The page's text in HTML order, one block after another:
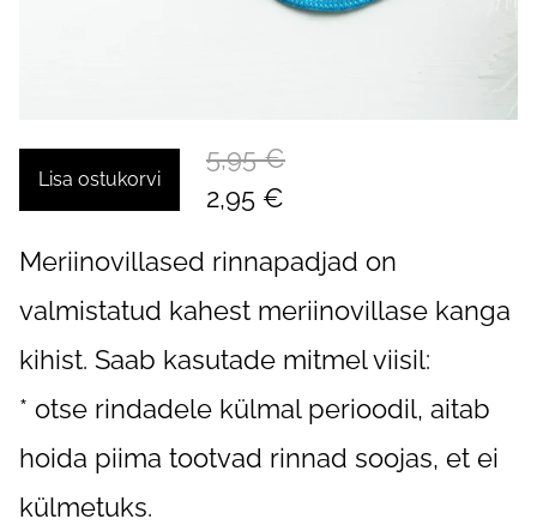
Lisa ostukorvi
5,95 €
2,95 €
Meriinovillased rinnapadjad on
valmistatud kahest meriinovillase kanga
kihist. Saab kasutade mitmel viisil:
* otse rindadele külmal perioodil, aitab
hoida piima tootvad rinnad soojas, et ei
külmetuks.